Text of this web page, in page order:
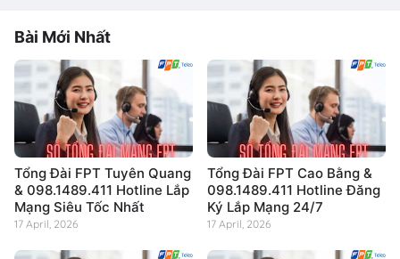
Bài Mới Nhất
Tổng Đài FPT Tuyên Quang
& 098.1489.411 Hotline Lắp
Mạng Siêu Tốc Nhất
17 April, 2026
Tổng Đài FPT Cao Bằng &
098.1489.411 Hotline Đăng
Ký Lắp Mạng 24/7
17 April, 2026